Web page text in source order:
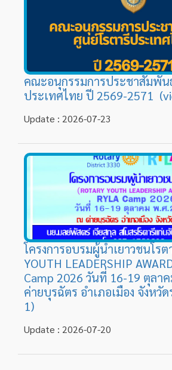
คณะอนุกรรมการประชาสัมพัน
ประเทศไทย ปี 2569-2571
Update : 2026-07-23
โครงการอบรมผู้นำเยาวชนโรต
YOUTH LEADERSHIP
Camp 2026 วันที่ 16-19 ตุลา
ค่ายบุรฉัตร อำเภอเมือง จังหวั
1)
Update : 2026-07-20